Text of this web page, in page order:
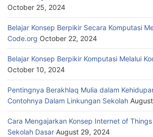
October 25, 2024
Belajar Konsep Berpikir Secara Komputasi
Code.org October 22, 2024
Belajar Konsep Berpikir Komputasi Melalui
October 10, 2024
Pentingnya Berakhlaq Mulia dalam
Contohnya Dalam Linkungan Sekolah
Cara Mengajarkan Konsep Internet of
Sekolah Dasar August 29, 2024